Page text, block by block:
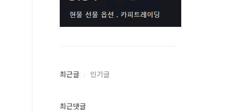
최근글 인기글
최근댓글